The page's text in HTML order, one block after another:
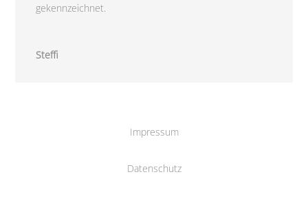
gekennzeichnet.
Steffi
Impressum
Datenschutz